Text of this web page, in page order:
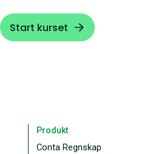
Start kurset
Produkt
Conta Regnskap